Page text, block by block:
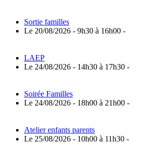
Sortie familles
Le 20/08/2026 - 9h30 à 16h00 -
LAEP
Le 24/08/2026 - 14h30 à 17h30 -
Soirée Familles
Le 24/08/2026 - 18h00 à 21h00 -
Atelier enfants parents
Le 25/08/2026 - 10h00 à 11h30 -